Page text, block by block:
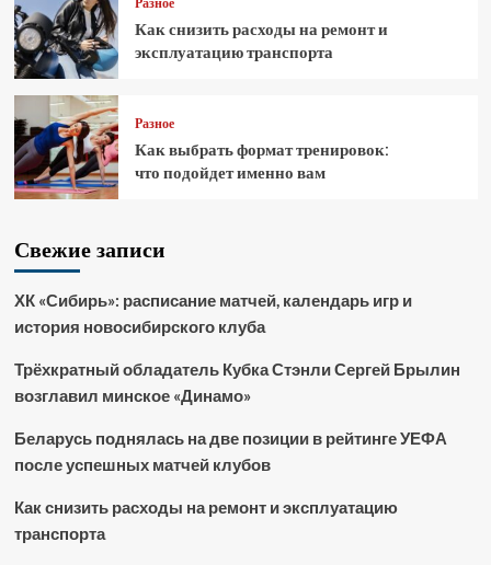
Разное
Как снизить расходы на ремонт и
эксплуатацию транспорта
Разное
Как выбрать формат тренировок:
что подойдет именно вам
Свежие записи
ХК «Сибирь»: расписание матчей, календарь игр и
история новосибирского клуба
Трёхкратный обладатель Кубка Стэнли Сергей Брылин
возглавил минское «Динамо»
Беларусь поднялась на две позиции в рейтинге УЕФА
после успешных матчей клубов
Как снизить расходы на ремонт и эксплуатацию
транспорта